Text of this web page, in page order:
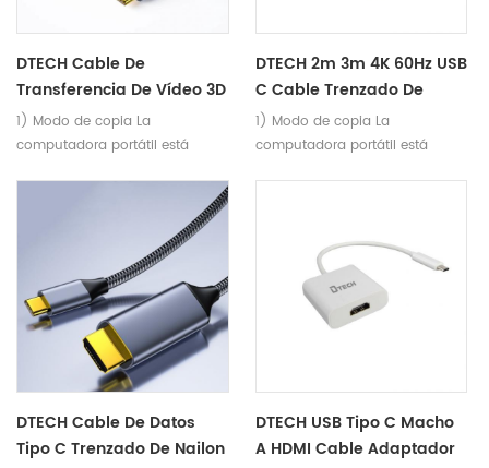
DTECH Cable De
Transferencia De Vídeo 3D
4K 60Hz 1080P USB C 0,2 M
Tipo C Macho A HD HDMI
1) Modo de copia La
computadora portátil está
muestra la misma imagen para
una visualización más fluida en
una pantalla grande. 2) Modo
extendido Conecte la
computadora portátil al
televisor, muestre diferentes
imágenes y equilibre el
entretenimiento y la oficina.
DTECH 2m 3m 4K 60Hz USB
C Cable Trenzado De
Nailon Macho Tipo C A
HD-MI 1080P Cable
1) Modo de copia La
computadora portátil está
una pantalla grande. 2) Modo
extendido Conecte la
computadora portátil al
televisor, muestre diferentes
DTECH Cable De Datos
Tipo C Trenzado De Nailon
DTECH USB Tipo C Macho
A HDMI Cable Adaptador